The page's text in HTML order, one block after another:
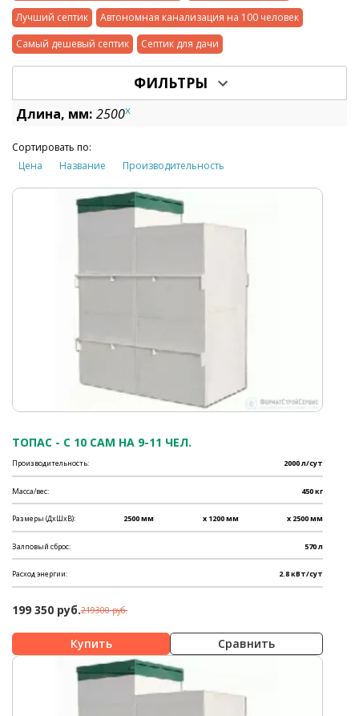
Лучший септик
Автономная канализация на 100 человек
Самый дешевый септик
Септик для дачи
ФИЛЬТРЫ
Длина, мм: 2500x
Сортировать по:
Цена
Название Производительность
ТОПАС - C 10 САМ НА 9-11 ЧЕЛ.
Производительность: 2000 л/сут
Масса/вес: 450 кг
Размеры (ДхШхВ): 2500 мм x 1200 мм x 2500 мм
Залповый сброс: 570 л
Расход энергии: 2.8 кВт/сут
199 350 руб.219300 руб.
Сравнить